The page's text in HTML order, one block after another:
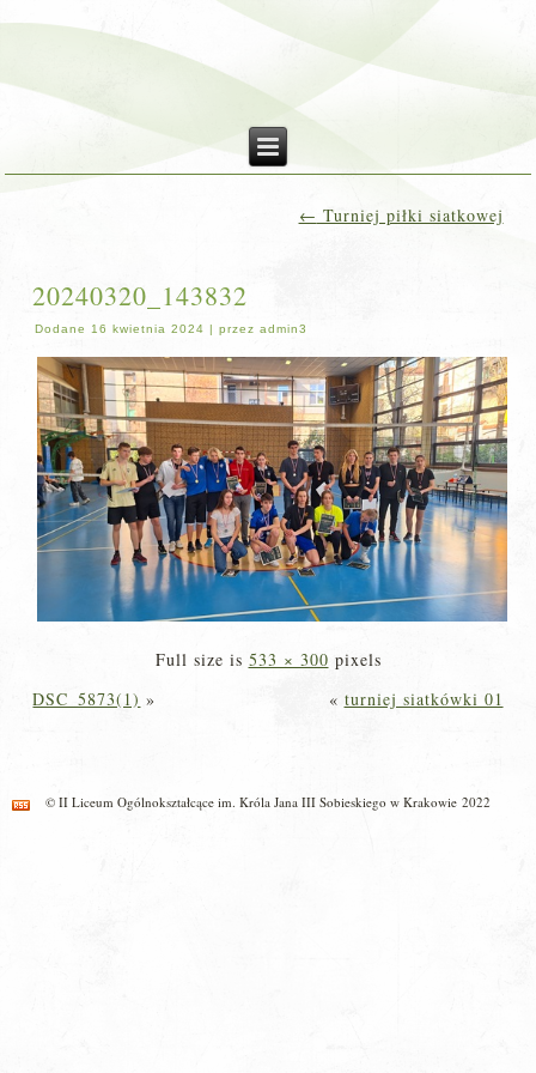
← Turniej piłki siatkowej
20240320_143832
Dodane 16 kwietnia 2024 |przez admin3
Full size is 533 × 300 pixels
DSC_5873(1) » « turniej siatkówki 01
© II Liceum Ogólnokształcące im. Króla Jana III Sobieskiego w Krakowie 2022